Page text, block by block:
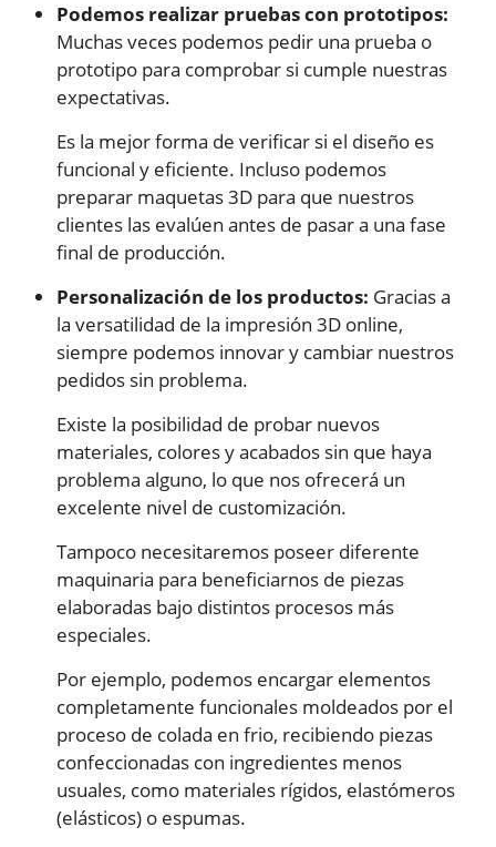
Podemos realizar pruebas con prototipos:
Muchas veces podemos pedir una prueba o
prototipo para comprobar si cumple nuestras
expectativas.
Es la mejor forma de verificar si el diseño es
funcional y eficiente. Incluso podemos
preparar maquetas 3D para que nuestros
clientes las evalúen antes de pasar a una fase
final de producción.
Personalización de los productos: Gracias a
la versatilidad de la impresión 3D online,
siempre podemos innovar y cambiar nuestros
pedidos sin problema.
Existe la posibilidad de probar nuevos
materiales, colores y acabados sin que haya
problema alguno, lo que nos ofrecerá un
excelente nivel de customización.
Tampoco necesitaremos poseer diferente
maquinaria para beneficiarnos de piezas
elaboradas bajo distintos procesos más
especiales.
Por ejemplo, podemos encargar elementos
completamente funcionales moldeados por el
proceso de colada en frio, recibiendo piezas
confeccionadas con ingredientes menos
usuales, como materiales rígidos, elastómeros
(elásticos) o espumas.